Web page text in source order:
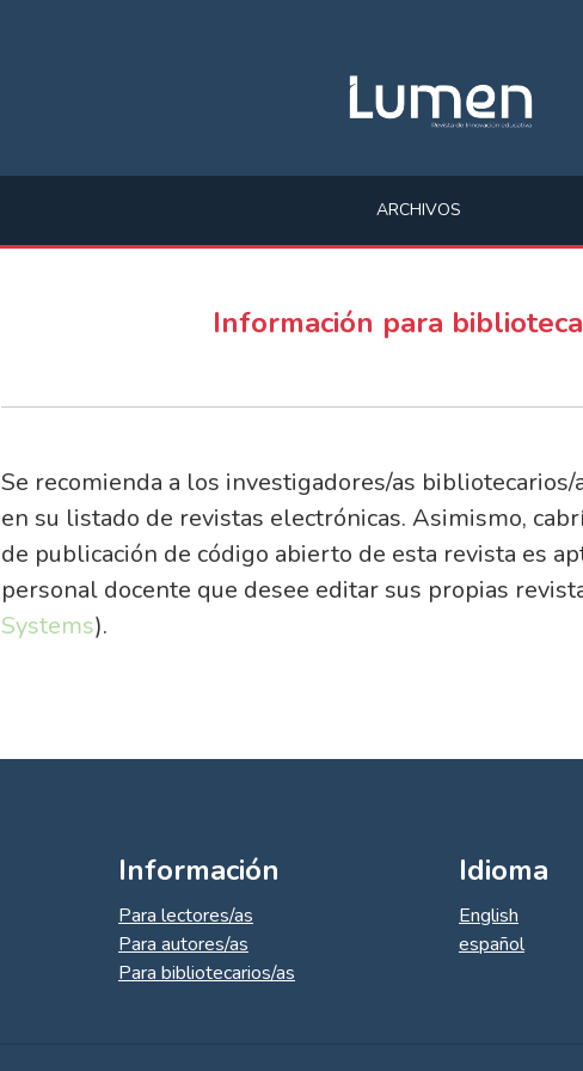
ARCHIVOS
Información para
Se recomienda a los investigadores/as
en su listado de revistas electrónicas. Asimismo,
de publicación de código abierto de esta revista es
personal docente que desee editar sus propias
Systems).
Información
Para lectores/as
Para autores/as
Para bibliotecarios/as
Idioma
English
español